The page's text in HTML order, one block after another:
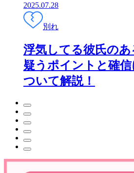
2025.07.28
別れ
浮気してる彼氏のあ
疑うポイントと確
ついて解説！